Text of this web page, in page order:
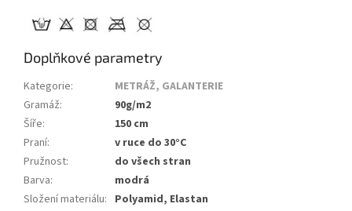
Doplňkové parametry
Kategorie:
METRÁŽ, GALANTERIE
Gramáž:
90g/m2
Šíře:
150 cm
Praní:
v ruce do 30°C
Pružnost:
do všech stran
Barva:
modrá
Složení materiálu: Polyamid, Elastan